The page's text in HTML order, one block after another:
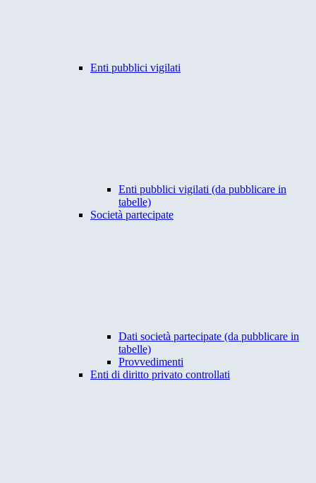
Enti pubblici vigilati
Enti pubblici vigilati (da pubblicare in
tabelle)
Società partecipate
Dati società partecipate (da pubblicare in
tabelle)
Provvedimenti
Enti di diritto privato controllati